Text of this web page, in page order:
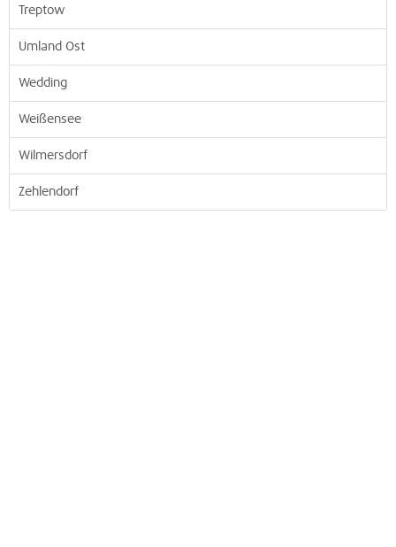
Treptow
Umland Ost
Wedding
Weißensee
Wilmersdorf
Zehlendorf